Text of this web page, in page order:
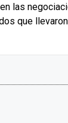
las
que